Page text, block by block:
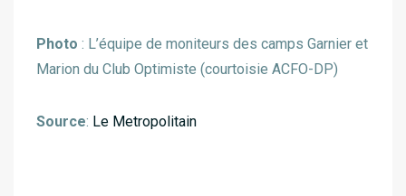
Photo : L’équipe de moniteurs des camps Garnier et
Marion du Club Optimiste (courtoisie ACFO-DP)
Source: Le Metropolitain